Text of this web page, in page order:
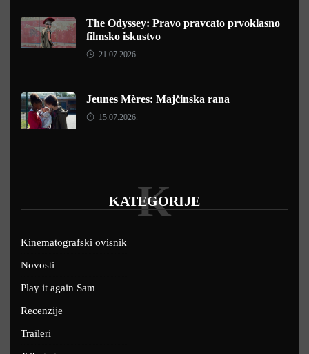
The Odyssey: Pravo pravcato prvoklasno
filmsko iskustvo
21.07.2026.
Jeunes Mères: Majčinska rana
15.07.2026.
KATEGORIJE
K
Kinematografski ovisnik
Novosti
Play it again Sam
Recenzije
Traileri